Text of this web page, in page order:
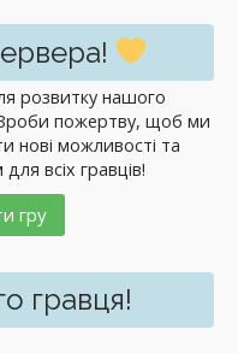
розвитку нашого
Зроби пожертву, щоб ми
нові можливості та
всіх гравців!
гру
гравця!